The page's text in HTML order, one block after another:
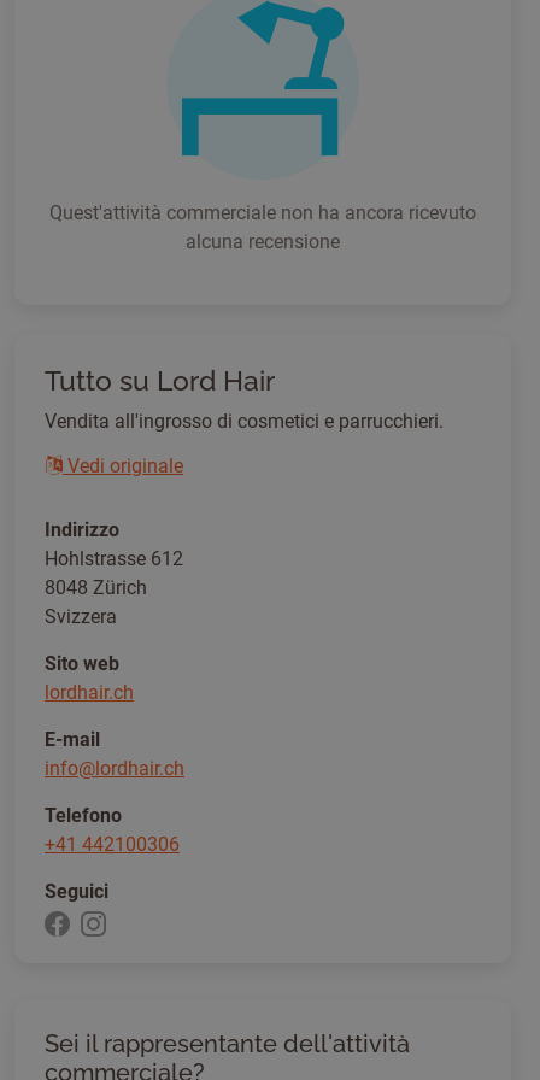
Quest'attività commerciale non ha ancora ricevuto
alcuna recensione
Tutto su Lord Hair
Vendita all'ingrosso di cosmetici e parrucchieri.
Vedi originale
Indirizzo
Hohlstrasse 612
8048 Zürich
Svizzera
Sito web
lordhair.ch
E-mail
info@lordhair.ch
Telefono
+41 442100306
Seguici
Sei il rappresentante dell'attività
commerciale?